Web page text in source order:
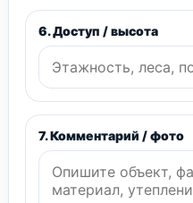
6. Доступ / высота
7. Комментарий / фото